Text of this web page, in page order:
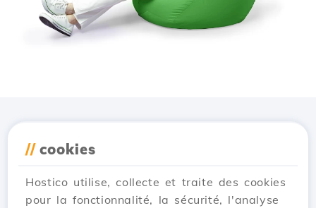
// cookies
Hostico utilise, collecte et traite des cookies
pour la fonctionnalité, la sécurité, l'analyse